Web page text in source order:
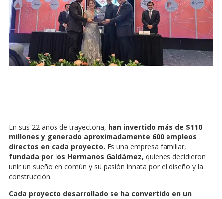
En sus 22 años de trayectoria, han invertido más de $110
millones y generado aproximadamente 600 empleos
directos en cada proyecto. Es una empresa familiar,
fundada por los Hermanos Galdámez, quienes decidieron
unir un sueño en común y su pasión innata por el diseño y la
construcción.
Cada proyecto desarrollado se ha convertido en un